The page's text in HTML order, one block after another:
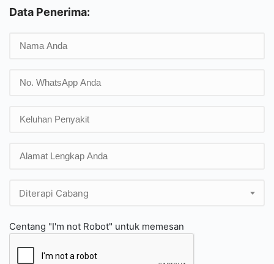
Data Penerima:
Diterapi Cabang
Centang "I'm not Robot" untuk memesan